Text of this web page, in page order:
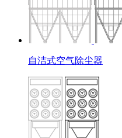
自洁式空气除尘器